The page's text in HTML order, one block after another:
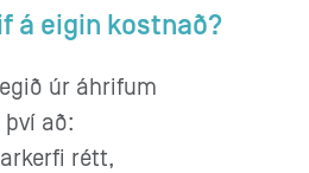
á eigin kostnað?
úr áhrifum
að:
rétt,